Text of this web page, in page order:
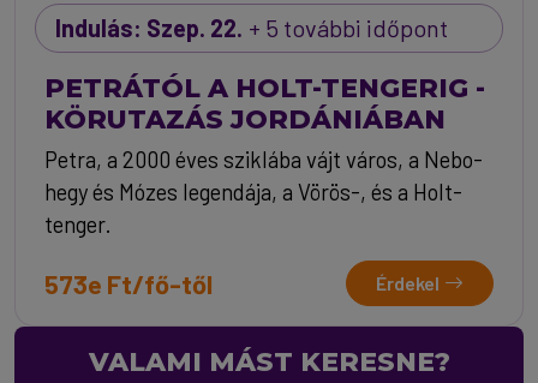
Indulás: Szep. 22. + 5 további időpont
PETRÁTÓL A HOLT-TENGERIG -
KÖRUTAZÁS JORDÁNIÁBAN
Petra, a 2000 éves sziklába vájt város, a Nebo-
hegy és Mózes legendája, a Vörös-, és a Holt-
tenger.
573e Ft/fő-től Érdekel
VALAMI MÁST KERESNE?